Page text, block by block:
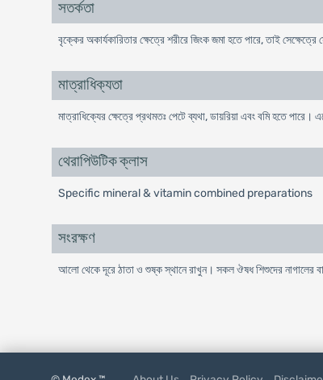
সতর্কতা
বৃক্কের অকার্যকারিতার ক্ষেত্রে শরীরে জিংক জমা হতে পারে, তাই
মাত্রাধিক্যতা
মাত্রাধিক্যের ক্ষেত্রে প্রথমতঃ পেটে ব্যথা, ডায়রিয়া এবং বমি হতে
থেরাপিউটিক ক্লাস
Specific mineral & vitamin combined preparations
সংরক্ষণ
আলো থেকে দূরে ঠাতা ও শুষ্ক স্থানে রাখুন। সকল ঔষধ শিশুদের নাগালের